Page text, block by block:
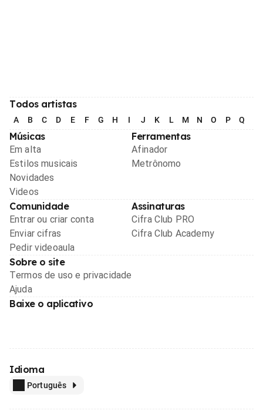
Todos artistas
A B C D E F G H I J K L M N O P Q
Músicas
Em alta
Estilos musicais
Novidades
Videos
Ferramentas
Afinador
Metrônomo
Comunidade
Entrar ou criar conta
Enviar cifras
Pedir videoaula
Assinaturas
Cifra Club PRO
Cifra Club Academy
Sobre o site
Termos de uso e privacidade
Ajuda
Baixe o aplicativo
Idioma
Português